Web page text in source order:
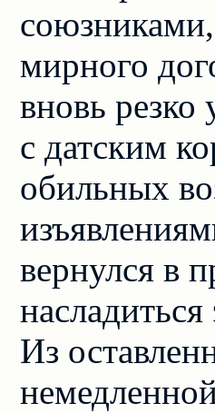
мирного
вновь резко
с датским
обильных
вернулся в
Из